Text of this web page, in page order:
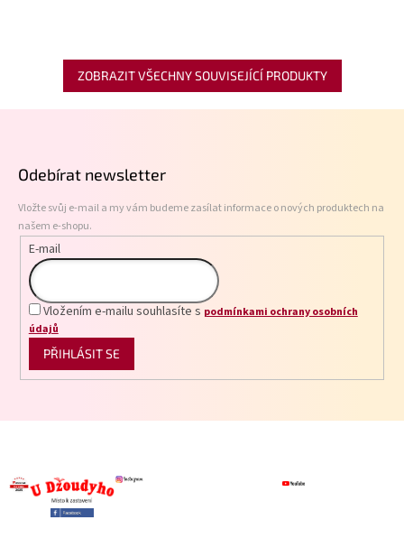
ZOBRAZIT VŠECHNY SOUVISEJÍCÍ PRODUKTY
Odebírat newsletter
Vložte svůj e-mail a my vám budeme zasílat informace o nových produktech na
našem e-shopu.
E-mail
Vložením e-mailu souhlasíte s podmínkami ochrany osobních
údajů
PŘIHLÁSIT SE